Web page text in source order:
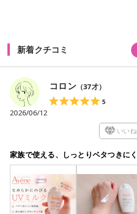
新着クチコミ
コロン（37才）
5
2026/06/12
いい
家族で使える、しっとりベタつきに